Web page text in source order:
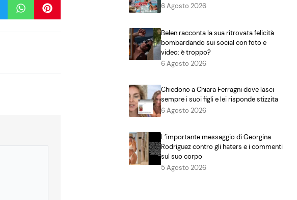
6 Agosto 2026
Belen racconta la sua ritrovata felicità
bombardando sui social con foto e
video: è troppo?
6 Agosto 2026
Chiedono a Chiara Ferragni dove lasci
sempre i suoi figli e lei risponde stizzita
6 Agosto 2026
L’importante messaggio di Georgina
Rodriguez contro gli haters e i commenti
sul suo corpo
5 Agosto 2026